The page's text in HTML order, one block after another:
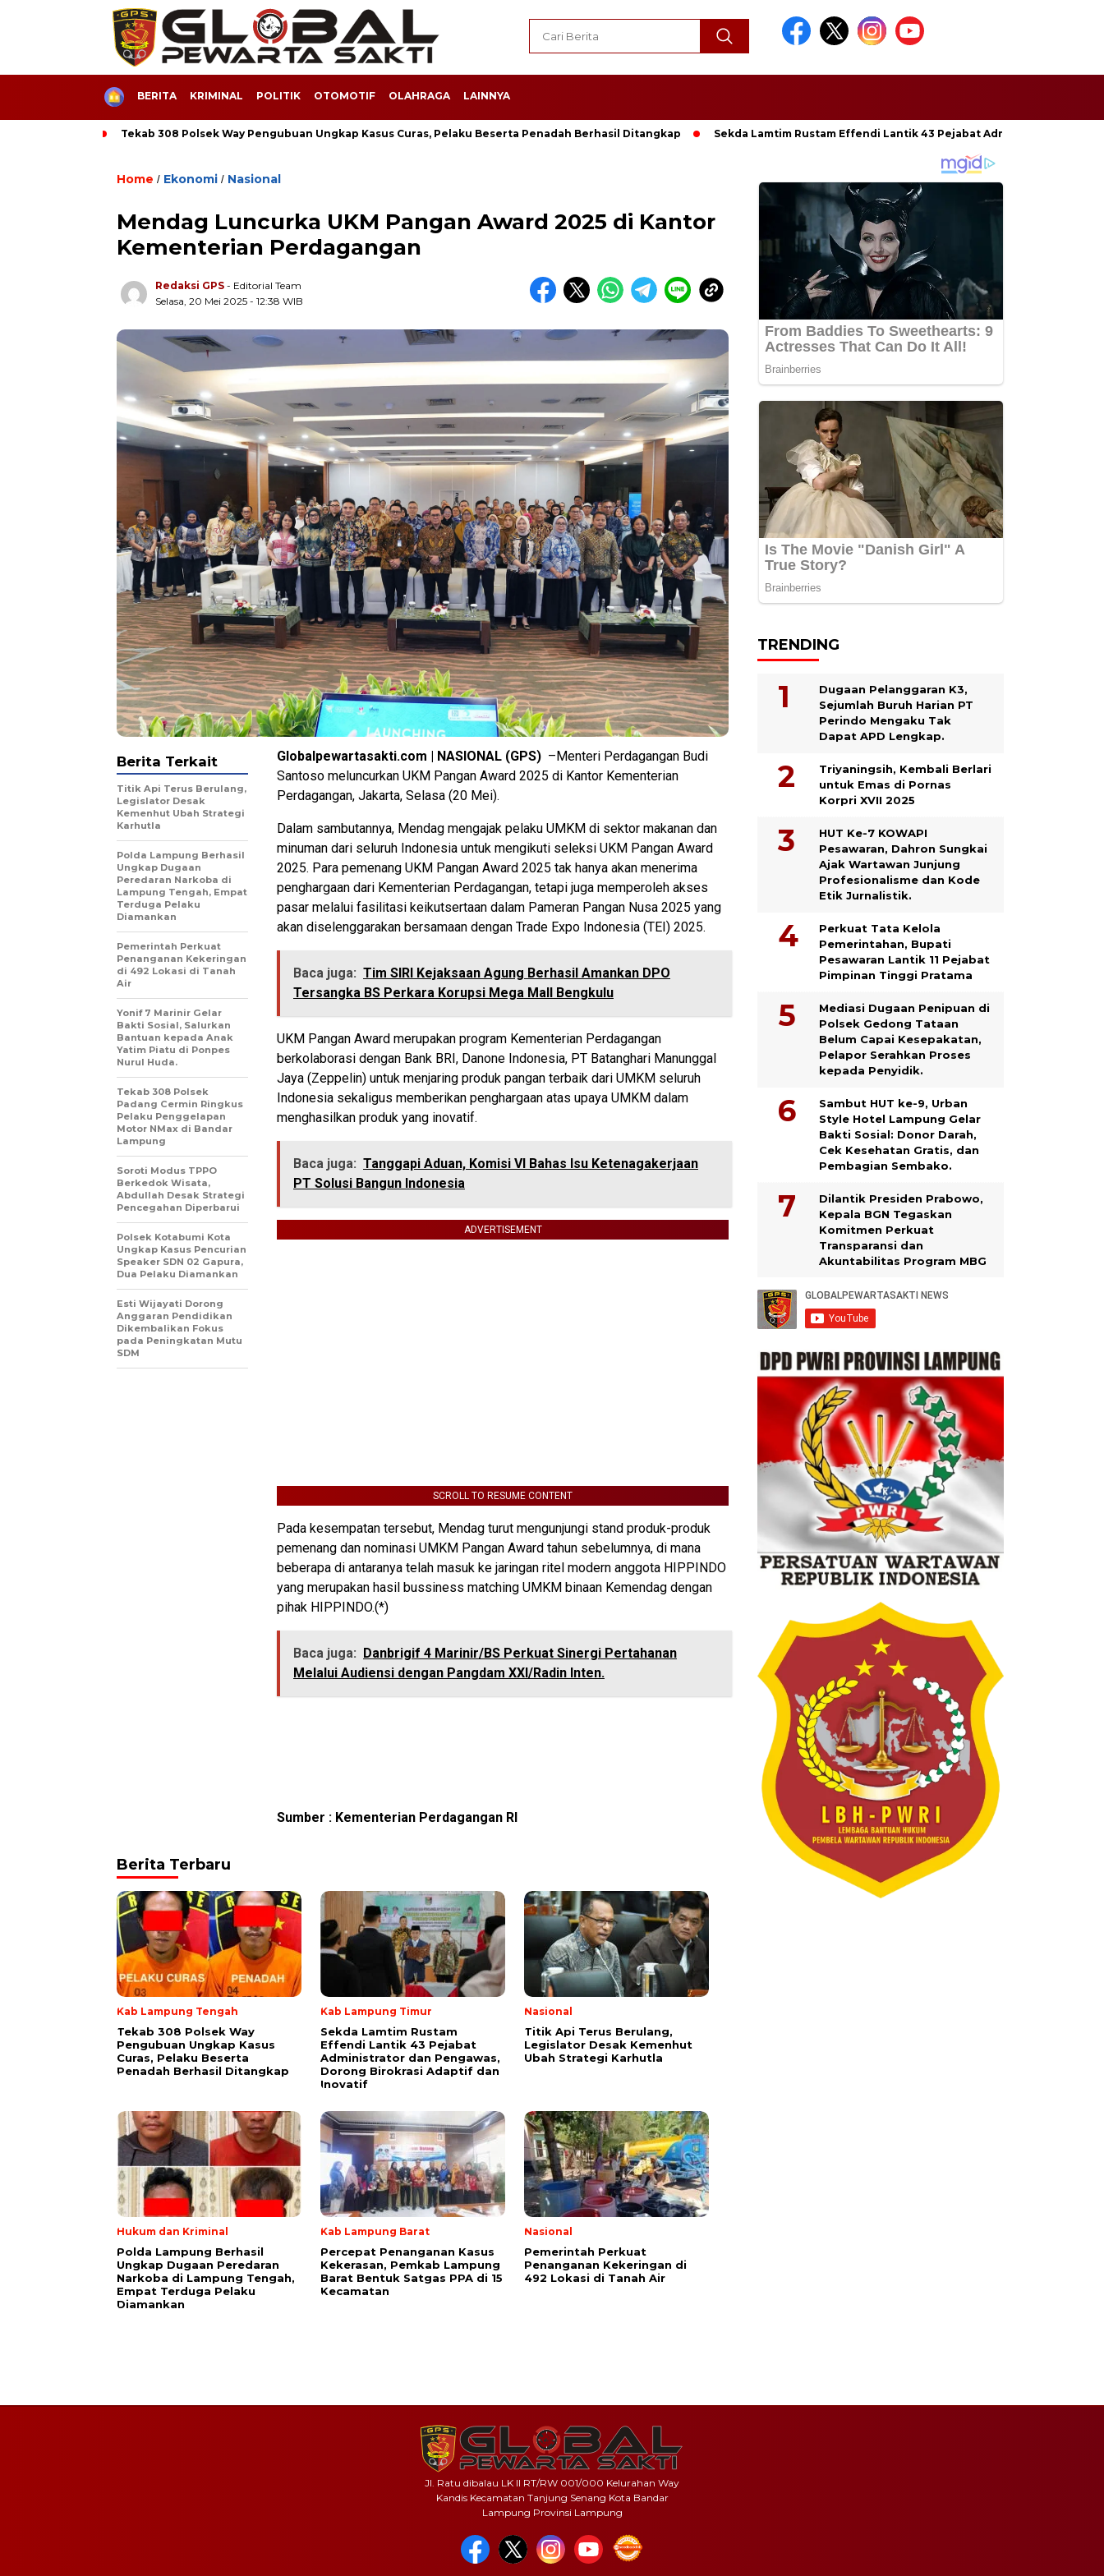
HOME
BERITA KRIMINAL POLITIK OTOMOTIF OLAHRAGA LAINNYA
Tekab 308 Polsek Way Pengubuan Ungkap Kasus Curas, Pelaku Beserta Penadah Berhasil Ditangkap Sekda Lamtim Rustam Effendi Lantik 43 Pejabat Administrator dan
Home / Ekonomi / Nasional
Mendag Luncurka UKM Pangan Award 2025 di Kantor
Kementerian Perdagangan
Redaksi GPS - Editorial Team
Selasa, 20 Mei 2025 - 12:38 WIB
Globalpewartasakti.com | NASIONAL (GPS) –Menteri Perdagangan Budi
Santoso meluncurkan UKM Pangan Award 2025 di Kantor Kementerian
Perdagangan, Jakarta, Selasa (20 Mei).
Dalam sambutannya, Mendag mengajak pelaku UMKM di sektor makanan dan
minuman dari seluruh Indonesia untuk mengikuti seleksi UKM Pangan Award
2025. Para pemenang UKM Pangan Award 2025 tak hanya akan menerima
penghargaan dari Kementerian Perdagangan, tetapi juga memperoleh akses
pasar melalui fasilitasi keikutsertaan dalam Pameran Pangan Nusa 2025 yang
akan diselenggarakan bersamaan dengan Trade Expo Indonesia (TEI) 2025.
Baca juga: Tim SIRI Kejaksaan Agung Berhasil Amankan DPO
Tersangka BS Perkara Korupsi Mega Mall Bengkulu
UKM Pangan Award merupakan program Kementerian Perdagangan
berkolaborasi dengan Bank BRI, Danone Indonesia, PT Batanghari Manunggal
Jaya (Zeppelin) untuk menjaring produk pangan terbaik dari UMKM seluruh
Indonesia sekaligus memberikan penghargaan atas upaya UMKM dalam
menghasilkan produk yang inovatif.
Baca juga: Tanggapi Aduan, Komisi VI Bahas Isu Ketenagakerjaan
PT Solusi Bangun Indonesia
ADVERTISEMENT
SCROLL TO RESUME CONTENT
Pada kesempatan tersebut, Mendag turut mengunjungi stand produk-produk
pemenang dan nominasi UMKM Pangan Award tahun sebelumnya, di mana
beberapa di antaranya telah masuk ke jaringan ritel modern anggota HIPPINDO
yang merupakan hasil bussiness matching UMKM binaan Kemendag dengan
pihak HIPPINDO.(*)
Baca juga: Danbrigif 4 Marinir/BS Perkuat Sinergi Pertahanan
Melalui Audiensi dengan Pangdam XXI/Radin Inten.
Sumber : Kementerian Perdagangan RI
Berita Terkait
Titik Api Terus Berulang,
Legislator Desak
Kemenhut Ubah Strategi
Karhutla
Polda Lampung Berhasil
Ungkap Dugaan
Peredaran Narkoba di
Lampung Tengah, Empat
Terduga Pelaku
Diamankan
Pemerintah Perkuat
Penanganan Kekeringan
di 492 Lokasi di Tanah
Air
Yonif 7 Marinir Gelar
Bakti Sosial, Salurkan
Bantuan kepada Anak
Yatim Piatu di Ponpes
Nurul Huda.
Tekab 308 Polsek
Padang Cermin Ringkus
Pelaku Penggelapan
Motor NMax di Bandar
Lampung
Soroti Modus TPPO
Berkedok Wisata,
Abdullah Desak Strategi
Pencegahan Diperbarui
Polsek Kotabumi Kota
Ungkap Kasus Pencurian
Speaker SDN 02 Gapura,
Dua Pelaku Diamankan
Esti Wijayati Dorong
Anggaran Pendidikan
Dikembalikan Fokus
pada Peningkatan Mutu
SDM
Berita Terbaru
Kab Lampung Tengah
Tekab 308 Polsek Way
Pengubuan Ungkap Kasus
Curas, Pelaku Beserta
Penadah Berhasil Ditangkap
Kab Lampung Timur
Sekda Lamtim Rustam
Effendi Lantik 43 Pejabat
Administrator dan Pengawas,
Dorong Birokrasi Adaptif dan
Inovatif
Nasional
Titik Api Terus Berulang,
Legislator Desak Kemenhut
Ubah Strategi Karhutla
Hukum dan Kriminal
Polda Lampung Berhasil
Ungkap Dugaan Peredaran
Narkoba di Lampung Tengah,
Empat Terduga Pelaku
Diamankan
Kab Lampung Barat
Percepat Penanganan Kasus
Kekerasan, Pemkab Lampung
Barat Bentuk Satgas PPA di 15
Kecamatan
Nasional
Pemerintah Perkuat
Penanganan Kekeringan di
492 Lokasi di Tanah Air
TRENDING
Dugaan Pelanggaran K3,
Sejumlah Buruh Harian PT
Perindo Mengaku Tak
Dapat APD Lengkap.
Triyaningsih, Kembali Berlari
untuk Emas di Pornas
Korpri XVII 2025
HUT Ke-7 KOWAPI
Pesawaran, Dahron Sungkai
Ajak Wartawan Junjung
Profesionalisme dan Kode
Etik Jurnalistik.
Perkuat Tata Kelola
Pemerintahan, Bupati
Pesawaran Lantik 11 Pejabat
Pimpinan Tinggi Pratama
Mediasi Dugaan Penipuan di
Polsek Gedong Tataan
Belum Capai Kesepakatan,
Pelapor Serahkan Proses
kepada Penyidik.
Sambut HUT ke-9, Urban
Style Hotel Lampung Gelar
Bakti Sosial: Donor Darah,
Cek Kesehatan Gratis, dan
Pembagian Sembako.
Dilantik Presiden Prabowo,
Kepala BGN Tegaskan
Komitmen Perkuat
Transparansi dan
Akuntabilitas Program MBG
Jl. Ratu dibalau LK II RT/RW 001/000 Kelurahan Way
Kandis Kecamatan Tanjung Senang Kota Bandar
Lampung Provinsi Lampung